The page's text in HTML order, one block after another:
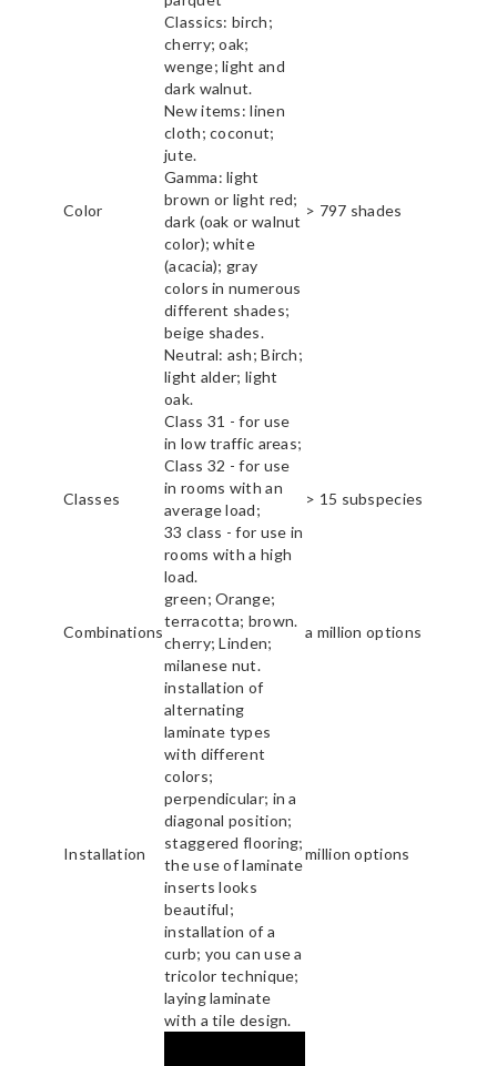
Color
Classics: birch;
cherry; oak;
wenge; light and
dark walnut.
New items: linen
cloth; coconut;
jute.
Gamma: light
brown or light red;
dark (oak or walnut
color); white
(acacia); gray
colors in numerous
different shades;
beige shades.
Neutral: ash; Birch;
light alder; light
oak.
> 797 shades
Classes
Class 31 - for use
in low traffic areas;
Class 32 - for use
in rooms with an
average load;
33 class - for use in
rooms with a high
load.
> 15 subspecies
Combinations
green; Orange;
terracotta; brown.
cherry; Linden;
milanese nut.
a million options
Installation
installation of
alternating
laminate types
with different
colors;
perpendicular; in a
diagonal position;
staggered flooring;
the use of laminate
inserts looks
beautiful;
installation of a
curb; you can use a
tricolor technique;
laying laminate
with a tile design.
million options